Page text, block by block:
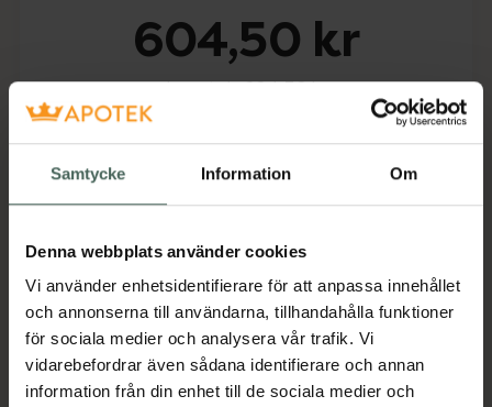
Samtycke Information Om
Denna webbplats använder cookies
Vi använder enhetsidentifierare för att anpassa innehållet
och annonserna till användarna, tillhandahålla funktioner
för sociala medier och analysera vår trafik. Vi
vidarebefordrar även sådana identifierare och annan
information från din enhet till de sociala medier och
604,50 kr
I apotek:604,50 kr
Köp via ditt recept
Beskrivning Dölj
Läs alltid bipacksedeln innan
användning.